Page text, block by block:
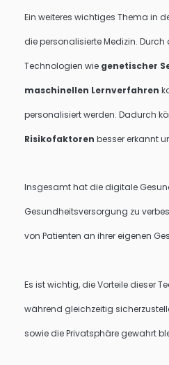
Ein weiteres wichtiges Thema in
die personalisierte Medizin. Durch
Technologien wie genetischer
maschinellen Lernverfahren
personalisiert werden. Dadurch
Risikofaktoren besser erkannt
Insgesamt hat die digitale
Gesundheitsversorgung zu
von Patienten an ihrer eigenen
Es ist wichtig, die Vorteile dieser
während gleichzeitig
sowie die Privatsphäre gewahrt